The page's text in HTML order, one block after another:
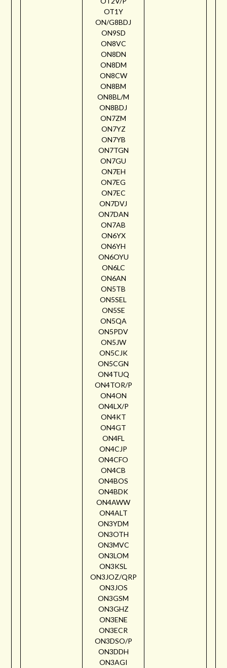
OT1Y
ON/G8BDJ
ON9SD
ON8VC
ON8DN
ON8DM
ON8CW
ON8BM
ON8BL/M
ON8BDJ
ON7ZM
ON7YZ
ON7YB
ON7TGN
ON7GU
ON7EH
ON7EG
ON7EC
ON7DVJ
ON7DAN
ON7AB
ON6YX
ON6YH
ON6OYU
ON6LC
ON6AN
ON5TB
ON5SEL
ON5SE
ON5QA
ON5PDV
ON5JW
ON5CJK
ON5CGN
ON4TUQ
ON4TOR/P
ON4ON
ON4LX/P
ON4KT
ON4GT
ON4FL
ON4CJP
ON4CFO
ON4CB
ON4BOS
ON4BDK
ON4AWW
ON4ALT
ON3YDM
ON3OTH
ON3MVC
ON3LOM
ON3KSL
ON3JOZ/QRP
ON3JOS
ON3GSM
ON3GHZ
ON3ENE
ON3ECR
ON3DSO/P
ON3DDH
ON3AGI